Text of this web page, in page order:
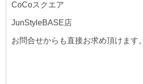
CoCoスクエア
JunStyleBASE店
お問合せからも直接お求め頂けます。